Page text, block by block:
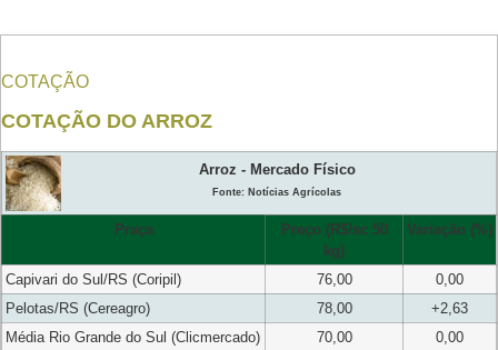
COTAÇÃO
COTAÇÃO DO ARROZ
Arroz - Mercado Físico
Fonte: Notícias Agrícolas
Praça
Preço (R$/sc 50
kg)
Variação (%)
Capivari do Sul/RS (Coripil) 76,00
0,00
Pelotas/RS (Cereagro)
78,00
+2,63
Média Rio Grande do Sul (Clicmercado)
70,00
0,00